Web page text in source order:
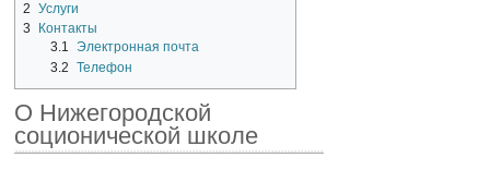
2
Услуги
3
Контакты
3.1 Электронная почта
3.2 Телефон
О Нижегородской
соционической школе